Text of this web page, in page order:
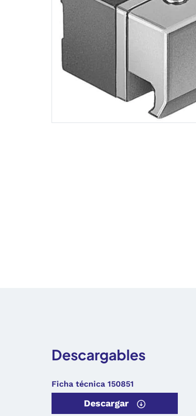
Descargables
Ficha técnica 150851
Descargar